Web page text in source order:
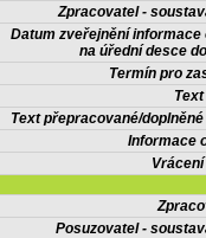
Zpracovatel -
Datum zveřejnění informace
na úřední desce
Termín pro
Text přepracované/
Informace
Posuzovatel -